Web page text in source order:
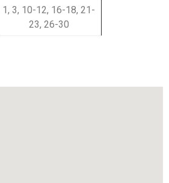
1, 3, 10-12, 16-18, 21-
23, 26-30